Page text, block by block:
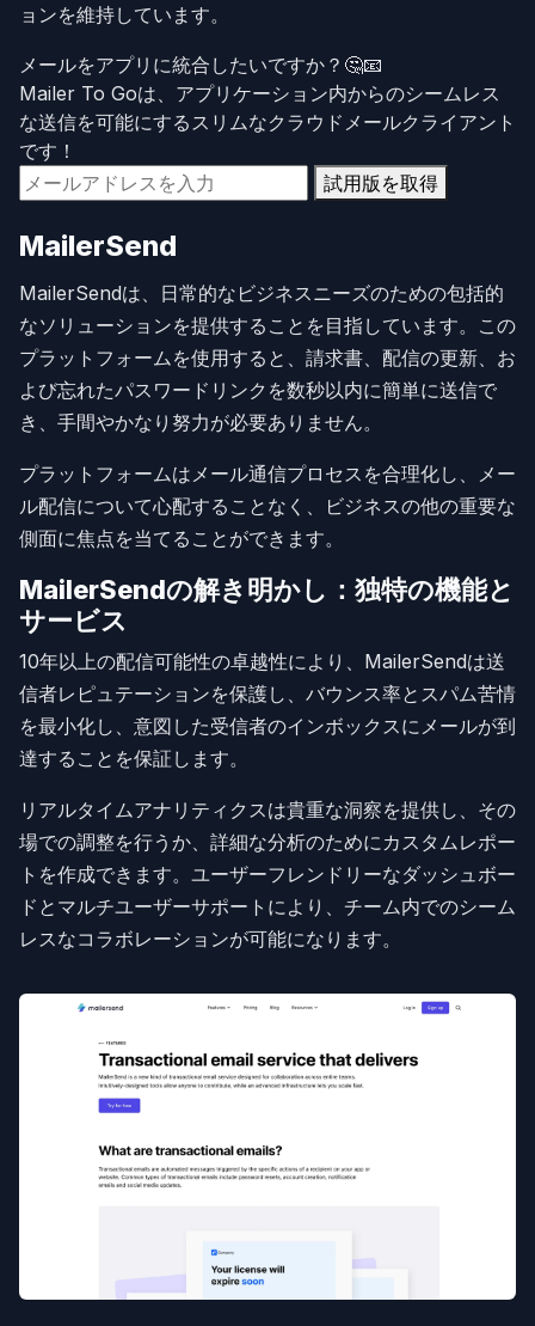
ョンを維持しています。
メールをアプリに統合したいですか？🤔📧
Mailer To Goは、アプリケーション内からのシームレス
な送信を可能にするスリムなクラウドメールクライアント
です！
試用版を取得
MailerSend
MailerSendは、日常的なビジネスニーズのための包括的
なソリューションを提供することを目指しています。この
プラットフォームを使用すると、請求書、配信の更新、お
よび忘れたパスワードリンクを数秒以内に簡単に送信で
き、手間やかなり努力が必要ありません。
プラットフォームはメール通信プロセスを合理化し、メー
ル配信について心配することなく、ビジネスの他の重要な
側面に焦点を当てることができます。
MailerSendの解き明かし：独特の機能と
サービス
10年以上の配信可能性の卓越性により、MailerSendは送
信者レピュテーションを保護し、バウンス率とスパム苦情
を最小化し、意図した受信者のインボックスにメールが到
達することを保証します。
リアルタイムアナリティクスは貴重な洞察を提供し、その
場での調整を行うか、詳細な分析のためにカスタムレポー
トを作成できます。ユーザーフレンドリーなダッシュボー
ドとマルチユーザーサポートにより、チーム内でのシーム
レスなコラボレーションが可能になります。